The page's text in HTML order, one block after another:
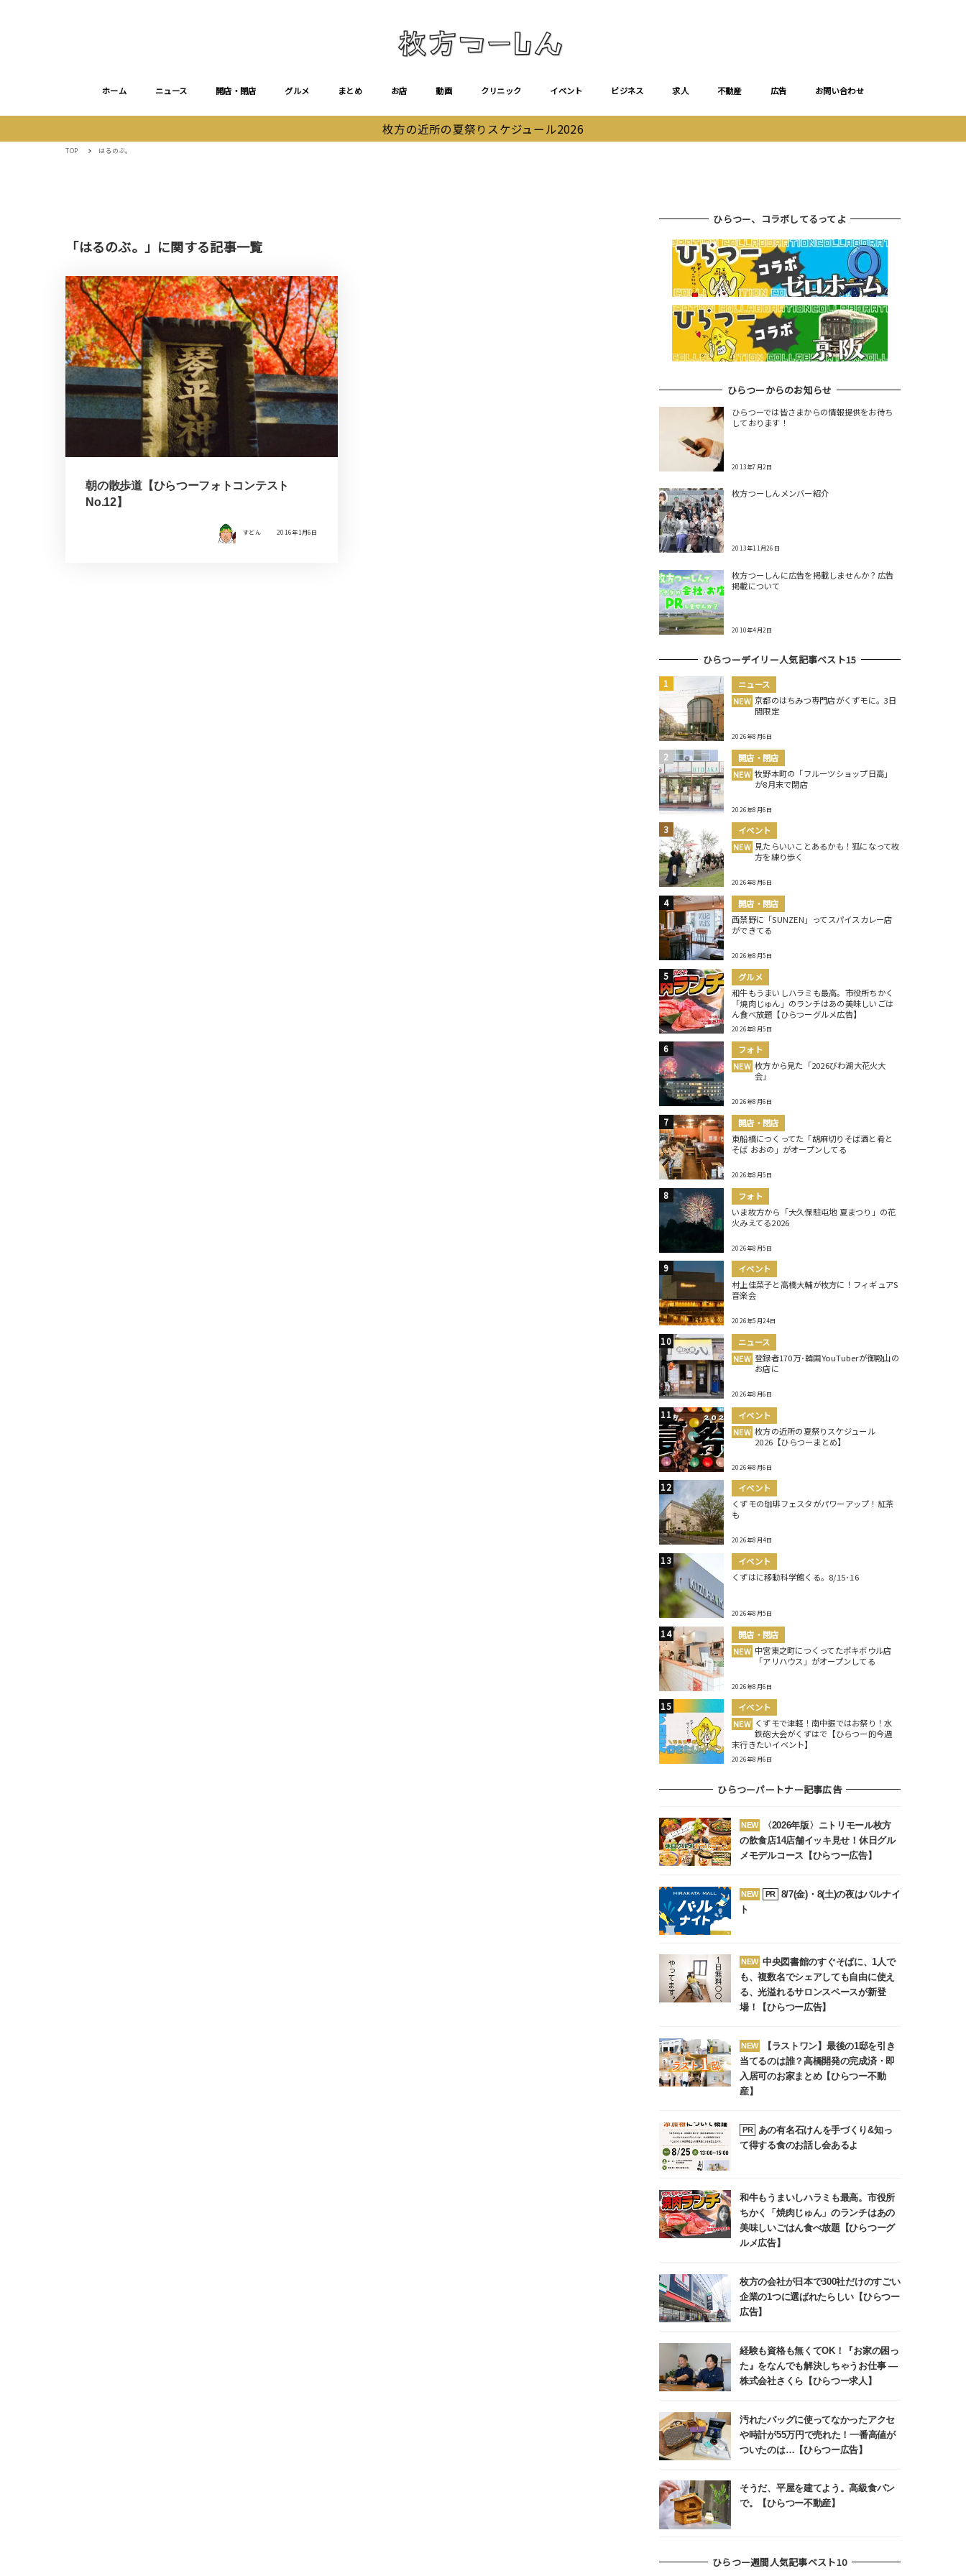
ホーム ニュース 開店・閉店 グルメ まとめ お店 動画 クリニック イベント ビジネス 求人 不動産 広告 お問い合わせ
枚方の近所の夏祭りスケジュール2026
TOP はるのぶ。
「はるのぶ。」に関する記事一覧
朝の散歩道【ひらつーフォトコンテスト
No.12】
すどん 2016年1月6日
ひらつー、コラボしてるってよ
ひらつーからのお知らせ
ひらつーでは皆さまからの情報提供をお待ち
しております！
2013年7月2日
枚方つーしんメンバー紹介
2013年11月26日
枚方つーしんに広告を掲載しませんか？広告
掲載について
2010年4月2日
ひらつーデイリー人気記事ベスト15
ニュース
NEW 京都のはちみつ専門店がくずモに。3日
間限定
2026年8月6日
開店・閉店
NEW 牧野本町の「フルーツショップ日高」
が8月末で閉店
2026年8月6日
イベント
NEW 見たらいいことあるかも！狐になって枚
方を練り歩く
2026年8月6日
開店・閉店
西禁野に「SUNZEN」ってスパイスカレー店
ができてる
2026年8月5日
グルメ
和牛もうまいしハラミも最高。市役所ちかく
「焼肉じゅん」のランチはあの美味しいごは
ん食べ放題【ひらつーグルメ広告】
2026年8月5日
フォト
NEW 枚方から見た「2026びわ湖大花火大
会」
2026年8月6日
開店・閉店
東船橋につくってた「胡麻切りそば酒と肴と
そば おおの」がオープンしてる
2026年8月5日
フォト
いま枚方から「大久保駐屯地 夏まつり」の花
火みえてる2026
2026年8月5日
イベント
村上佳菜子と高橋大輔が枚方に！フィギュアS
音楽会
2026年5月24日
ニュース
NEW 登録者170万･韓国YouTuberが御殿山の
お店に
2026年8月6日
イベント
NEW 枚方の近所の夏祭りスケジュール
2026【ひらつーまとめ】
2026年8月6日
イベント
くずモの珈琲フェスタがパワーアップ！紅茶
も
2026年8月4日
イベント
くずはに移動科学館くる。8/15･16
2026年8月5日
開店・閉店
NEW 中宮東之町につくってたポキボウル店
「アリハウス」がオープンしてる
2026年8月6日
イベント
NEW くずモで津軽！南中振ではお祭り！水
鉄砲大会がくずはで【ひらつー的今週
末行きたいイベント】
2026年8月6日
ひらつーパートナー記事広告
NEW
〈2026年版〉ニトリモール枚方
の飲食店14店舗イッキ見せ！休日グル
メモデルコース【ひらつー広告】
NEW PR
8/7(金)・8(土)の夜はバルナイ
ト
NEW 中央図書館のすぐそばに、1人で
も、複数名でシェアしても自由に使え
る、光溢れるサロンスペースが新登
場！【ひらつー広告】
NEW
【ラストワン】最後の1邸を引き
当てるのは誰？高橋開発の完成済・即
入居可のお家まとめ【ひらつー不動
産】
PR
あの有名石けんを手づくり&知っ
て得する食のお話し会あるよ
和牛もうまいしハラミも最高。市役所
ちかく「焼肉じゅん」のランチはあの
美味しいごはん食べ放題【ひらつーグ
ルメ広告】
枚方の会社が日本で300社だけのすごい
企業の1つに選ばれたらしい【ひらつー
広告】
経験も資格も無くてOK！『お家の困っ
た』をなんでも解決しちゃうお仕事 ―
株式会社さくら【ひらつー求人】
汚れたバッグに使ってなかったアクセ
や時計が55万円で売れた！一番高値が
ついたのは…【ひらつー広告】
そうだ、平屋を建てよう。高級食パン
で。【ひらつー不動産】
ひらつー週間人気記事ベスト10